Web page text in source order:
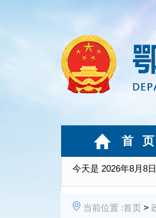
今天是 2026年8月8
首 页
当前位置 :首页 >